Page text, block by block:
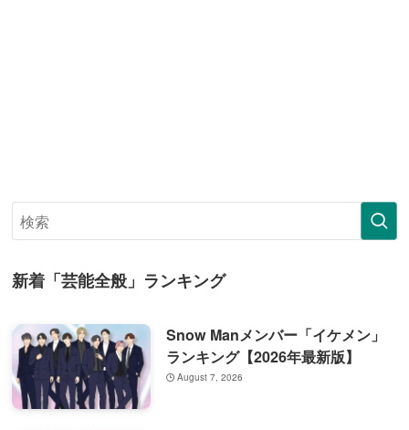
新着「芸能全般」ランキング
Snow Manメンバー「イケメン」
ランキング【2026年最新版】
August 7, 2026